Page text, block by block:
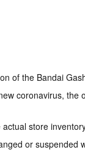
of the Bandai
coronavirus,
store
or suspended